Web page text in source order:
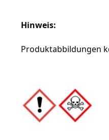
Hinweis:
Produktabbildungen